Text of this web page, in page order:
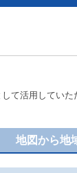
て活用してい
地図から地